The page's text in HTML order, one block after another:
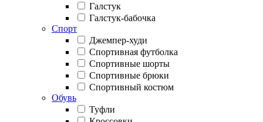
Галстук
Галстук-бабочка
Спорт
Джемпер-худи
Спортивная футболка
Спортивные шорты
Спортивные брюки
Спортивный костюм
Обувь
Туфли